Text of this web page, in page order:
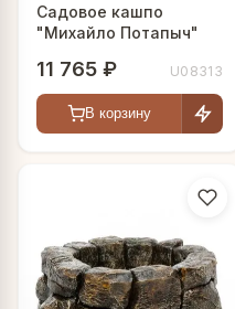
Садовое кашпо
"Михайло Потапыч"
11 765 ₽ U08313
В корзину